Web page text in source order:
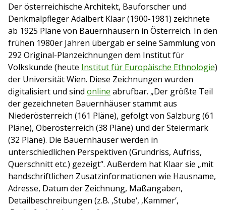
Der österreichische Architekt, Bauforscher und
Denkmalpfleger Adalbert Klaar (1900-1981) zeichnete
ab 1925 Pläne von Bauernhäusern in Österreich. In den
frühen 1980er Jahren übergab er seine Sammlung von
292 Original-Planzeichnungen dem Institut für
Volkskunde (heute Institut für Europäische Ethnologie)
der Universität Wien. Diese Zeichnungen wurden
digitalisiert und sind online abrufbar. „Der größte Teil
der gezeichneten Bauernhäuser stammt aus
Niederösterreich (161 Pläne), gefolgt von Salzburg (61
Pläne), Oberösterreich (38 Pläne) und der Steiermark
(32 Pläne). Die Bauernhäuser werden in
unterschiedlichen Perspektiven (Grundriss, Aufriss,
Querschnitt etc.) gezeigt“. Außerdem hat Klaar sie „mit
handschriftlichen Zusatzinformationen wie Hausname,
Adresse, Datum der Zeichnung, Maßangaben,
Detailbeschreibungen (z.B. ‚Stube‘, ‚Kammer‘,